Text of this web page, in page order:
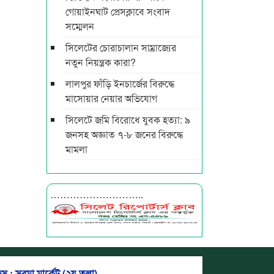
গোয়াইনঘাট প্রেসক্লাবে সংবাদ
সম্মেলন
সিলেটের চোরাচালান সাম্রাজ্যের
নতুন নিয়ন্ত্রক কারা?
লালপুর ফাঁড়ি ইনচার্জের বিরুদ্ধে
মাসোয়ার নেয়ার অভিযোগ
সিলেটে জমি বিরোধে যুবক হত্যা: ৯
জনসহ অজ্ঞাত ৭-৮ জনের বিরুদ্ধে
মামলা
………………………..